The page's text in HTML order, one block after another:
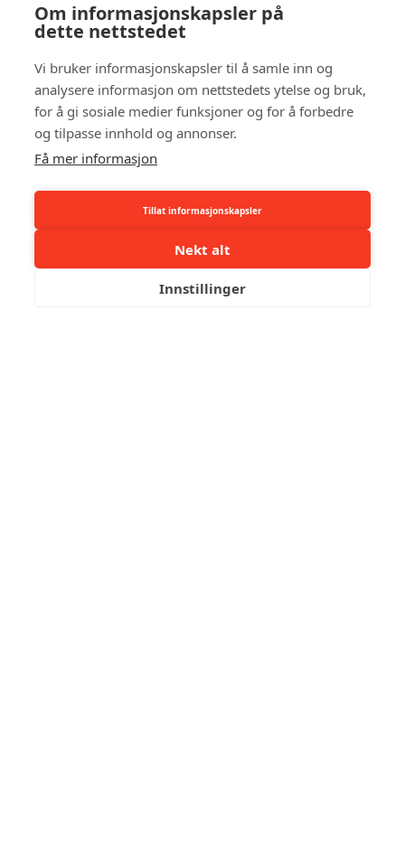
Om informasjonskapsler på
dette nettstedet
Vi bruker informasjonskapsler til å samle inn og
analysere informasjon om nettstedets ytelse og bruk,
for å gi sosiale medier funksjoner og for å forbedre
og tilpasse innhold og annonser.
Få mer informasjon
Tillat informasjonskapsler
Nekt alt
Innstillinger